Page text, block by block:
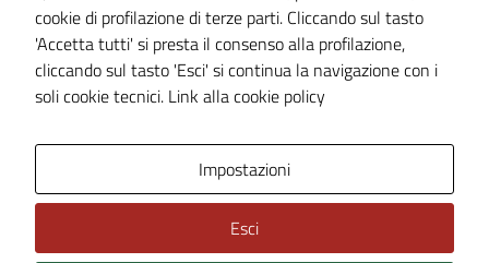
Dichiarazione di accessibilità
Obiettivi di accessibilità
Piano di miglioramento del sito
cookie di profilazione di terze parti. Cliccando sul tasto
'Accetta tutti' si presta il consenso alla profilazione,
cliccando sul tasto 'Esci' si continua la navigazione con i
soli cookie tecnici. Link alla cookie policy
Impostazioni
Esci